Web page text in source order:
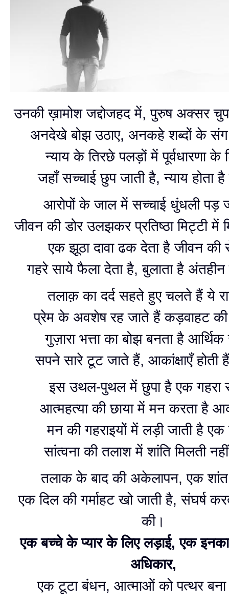
उनकी ख़ामोश जद्दोजहद में, पुरुष अक्सर
अनदेखे बोझ उठाए, अनकहे शब्दों के
न्याय के तिरछे पलड़ों में पूर्वधारणा के
जहाँ सच्चाई छुप जाती है, न्याय होता
आरोपों के जाल में सच्चाई धुंधली पड़
जीवन की डोर उलझकर प्रतिष्ठा मिट्टी में
एक झूठा दावा ढक देता है जीवन की
गहरे साये फैला देता है, बुलाता है अंतहीन
तलाक़ का दर्द सहते हुए चलते हैं ये
प्रेम के अवशेष रह जाते हैं कड़वाहट की
गुज़ारा भत्ता का बोझ बनता है
सपने सारे टूट जाते हैं, आकांक्षाएँ होती
इस उथल-पुथल में छुपा है एक
आत्महत्या की छाया में मन करता है
मन की गहराइयों में लड़ी जाती है एक
सांत्वना की तलाश में शांति मिलती
तलाक के बाद की अकेलापन, एक
एक दिल की गर्माहट खो जाती है, संघर्ष
की।
एक बच्चे के प्यार के लिए लड़ाई, एक
अधिकार,
एक टूटा बंधन, आत्माओं को पत्थर बना